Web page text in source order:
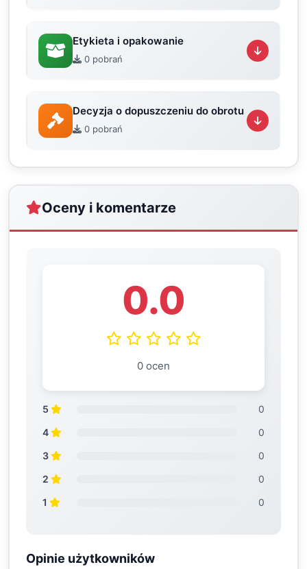
Etykieta i opakowanie
0 pobrań
Decyzja o dopuszczeniu do obrotu
0 pobrań
Oceny i komentarze
0.0
0 ocen
5
0
4
0
3
0
2
0
1
0
Opinie użytkowników